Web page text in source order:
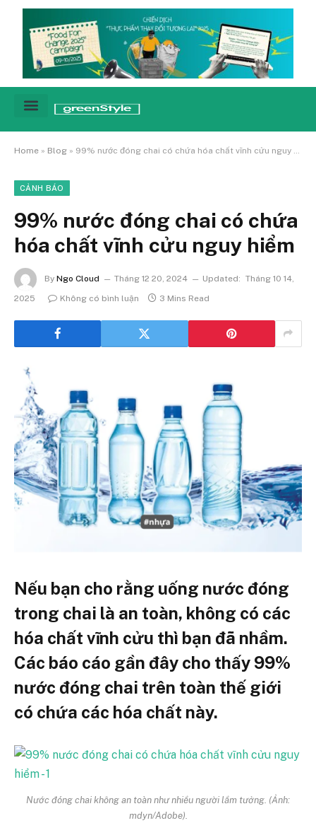
Home » Blog » 99% nước đóng chai có chứa hóa chất vĩnh cửu nguy hiểm
CẢNH BÁO
99% nước đóng chai có chứa
hóa chất vĩnh cửu nguy hiểm
By Ngo Cloud Tháng 12 20, 2024 Updated: Tháng 10 14,
2025
Không có bình luận 3 Mins Read
Nếu bạn cho rằng uống nước đóng
trong chai là an toàn, không có các
hóa chất vĩnh cửu thì bạn đã nhầm.
Các báo cáo gần đây cho thấy 99%
nước đóng chai trên toàn thế giới
có chứa các hóa chất này.
Nước đóng chai không an toàn như nhiều người lầm tưởng. (Ảnh:
mdyn/Adobe).